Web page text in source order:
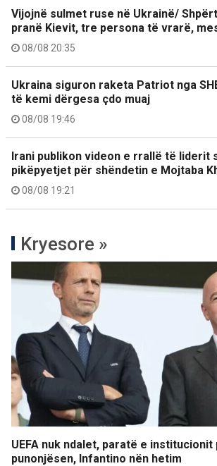
Vijojnë sulmet ruse në Ukrainë/
pranë Kievit, tre persona të vrarë,
08/08 20:35
Ukraina siguron raketa Patriot nga
të kemi dërgesa çdo muaj
08/08 19:46
Irani publikon videon e rrallë të liderit
pikëpyetjet për shëndetin e Mojtaba
08/08 19:21
Kryesore »
UEFA nuk ndalet, paratë e institucionit
punonjësen, Infantino nën hetim